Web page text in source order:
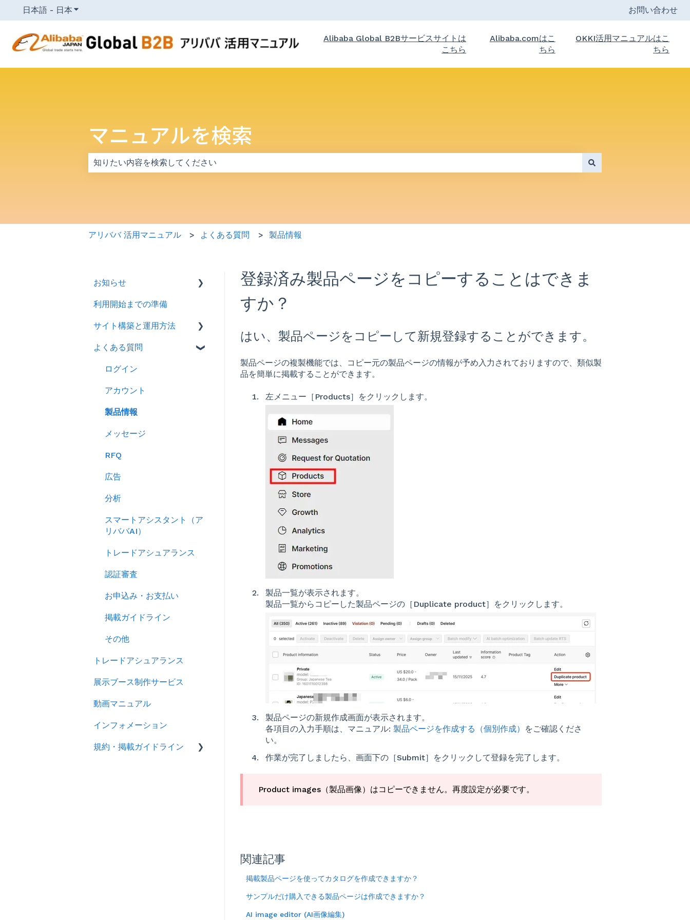
日本語 - 日本 翻訳のサブメニューを表示 お問い合わせ
Alibaba Global B2Bサービスサイトは
こちら
Alibaba.comはこ
ちら
OKKI活用マニュアルはこ
ちら
マニュアルを検索
アリババ 活用マニュアル よくある質問 製品情報
登録済み製品ページをコピーすることはできま
すか？
はい、製品ページをコピーして新規登録することができます。
製品ページの複製機能では、コピー元の製品ページの情報が予め入力されておりますので、類似製
品を簡単に掲載することができます。
左メニュー［Products］をクリックします。
製品一覧が表示されます。
製品一覧からコピーした製品ページの［Duplicate product］をクリックします。
製品ページの新規作成画面が表示されます。
各項目の入力手順は、マニュアル: 製品ページを作成する（個別作成）
をご確認くださ
い。
作業が完了しましたら、画面下の［Submit］をクリックして登録を完了します。
Product images（製品画像）はコピーできません。再度設定が必要です。
関連記事
掲載製品ページを使ってカタログを作成できますか？
サンプルだけ購入できる製品ページは作成できますか？
AI image editor (AI画像編集)
お知らせ
2026年
2025年
2024年
利用開始までの準備
サイト構築と運用方法
会社情報を登録する
製品ページ登録の準備をす
に返信する
RFQを使ってバイヤーに
析する
よくある質問
ログイン
アカウント
製品情報
メッセージ
RFQ
広告
分析
スマートアシスタント（ア
リババAI）
トレードアシュアランス
認証審査
お申込み・お支払い
掲載ガイドライン
その他
トレードアシュアランス
展示ブース制作サービス
動画マニュアル
インフォメーション
規約・掲載ガイドライン